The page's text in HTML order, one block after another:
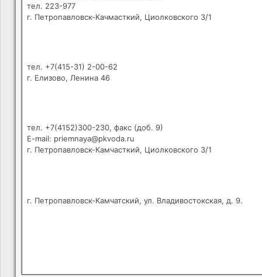
тел. 223-977
г. Петропавловск-Качмасткий, Циолковского 3/1
тел. +7(415-31) 2-00-62
г. Елизово, Ленина 46
тел. +7(4152)300-230, факс (доб. 9)
E-mail: priemnaya@pkvoda.ru
г. Петропавловск-Камчасткий, Циолковского 3/1
г. Петропавловск-Камчатский, ул. Владивостокская, д. 9.